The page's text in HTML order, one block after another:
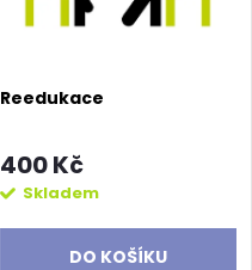
Reedukace
400 Kč
Skladem
DO KOŠÍKU